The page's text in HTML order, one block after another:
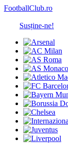
FootballClub.ro
Susține-ne!